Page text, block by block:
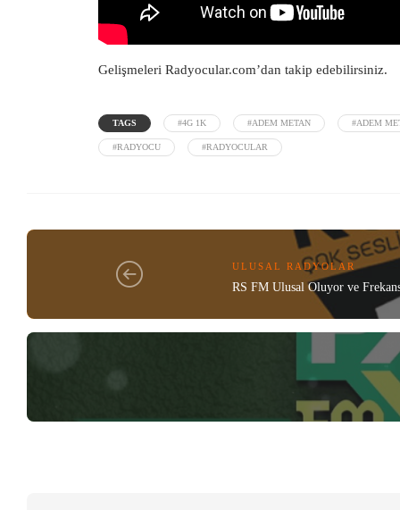
Gelişmeleri Radyocular.com’dan takip edebilirsiniz.
TAGS #4G 1K #ADEM METAN #ADEM
#RADYOCU #RADYOCULAR
ULUSAL RADYOLAR
RS FM Ulusal Oluyor ve